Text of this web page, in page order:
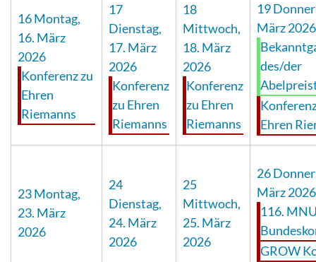
16Montag,
16. März
2026
Konferenz zu
Ehren
Riemanns
17
Dienstag,
17. März
2026
Konferenz
zu Ehren
Riemanns
18
Mittwoch,
18. März
2026
Konferenz
zu Ehren
Riemanns
19
März 2026
des/der
Ehren
23Montag,
23. März
2026
24
Dienstag,
24. März
2026
25
Mittwoch,
25. März
2026
26
März 2026
116.
GROW